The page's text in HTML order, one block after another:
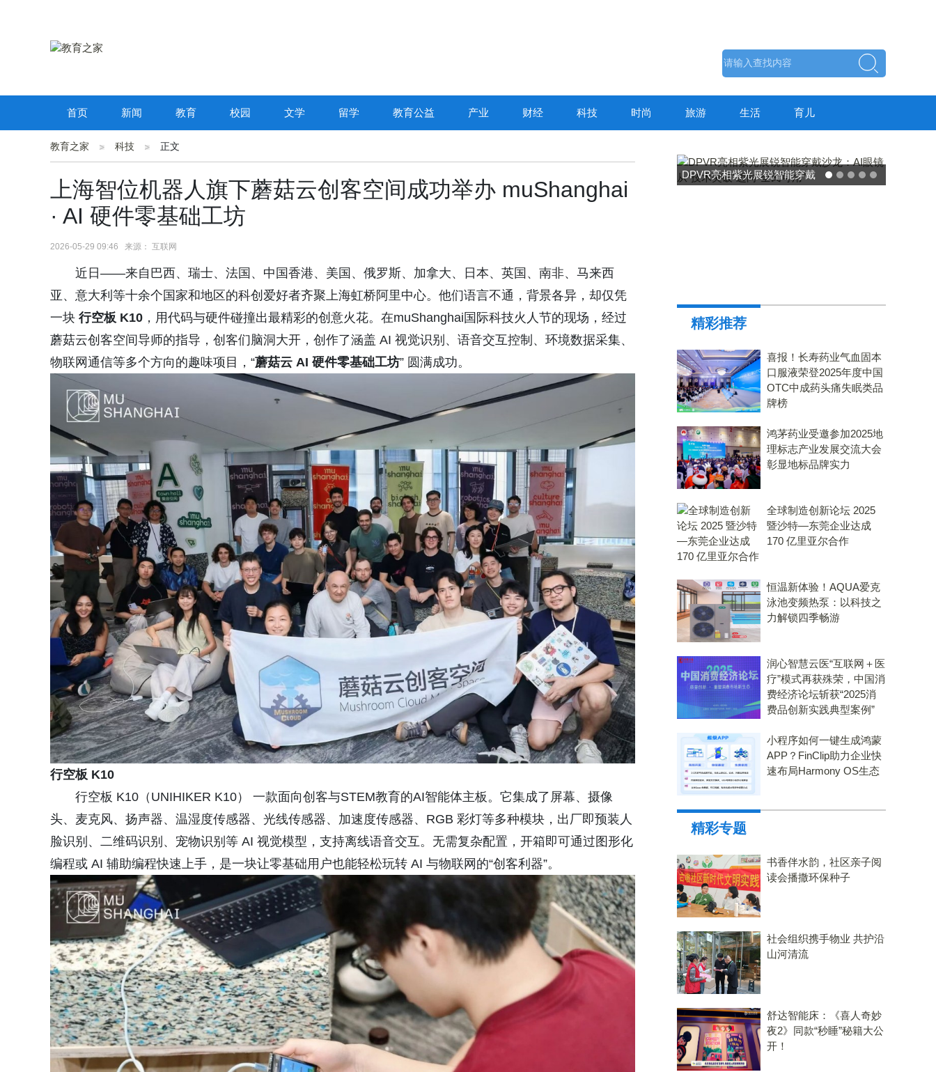
首页 新闻 教育 校园 文学 留学 教育公益 产业 财经 科技 时尚 旅游 生活 育儿
教育之家 科技 正文
上海智位机器人旗下蘑菇云创客空间成功举办 muShanghai
· AI 硬件零基础工坊
2026-05-29 09:46 来源： 互联网
近日——来自巴西、瑞士、法国、中国香港、美国、俄罗斯、加拿大、日本、英国、南非、马来西
亚、意大利等十余个国家和地区的科创爱好者齐聚上海虹桥阿里中心。他们语言不通，背景各异，却仅凭
一块 行空板 K10 ，用代码与硬件碰撞出最精彩的创意火花。在muShanghai国际科技火人节的现场，经过
蘑菇云创客空间导师的指导，创客们脑洞大开，创作了涵盖 AI 视觉识别、语音交互控制、环境数据采集、
物联网通信等多个方向的趣味项目，“蘑菇云 AI 硬件零基础工坊” 圆满成功。
行空板 K10
行空板 K10（UNIHIKER K10） 一款面向创客与STEM教育的AI智能体主板。它集成了屏幕、摄像
头、麦克风、扬声器、温湿度传感器、光线传感器、加速度传感器、RGB 彩灯等多种模块，出厂即预装人
脸识别、二维码识别、宠物识别等 AI 视觉模型，支持离线语音交互。无需复杂配置，开箱即可通过图形化
编程或 AI 辅助编程快速上手，是一块让零基础用户也能轻松玩转 AI 与物联网的“创客利器”。
东方药林"雪康保"凝胶型膳食
精彩推荐
喜报！长寿药业气血固本
口服液荣登2025年度中国
OTC中成药头痛失眠类品
牌榜
鸿茅药业受邀参加2025地
理标志产业发展交流大会
彰显地标品牌实力
全球制造创新论坛 2025
暨沙特—东莞企业达成
170 亿里亚尔合作
恒温新体验！AQUA爱克
泳池变频热泵：以科技之
力解锁四季畅游
润心智慧云医“互联网＋医
疗”模式再获殊荣，中国消
费经济论坛斩获“2025消
费品创新实践典型案例”
小程序如何一键生成鸿蒙
APP？FinClip助力企业快
速布局Harmony OS生态
精彩专题
书香伴水韵，社区亲子阅
读会播撒环保种子
社会组织携手物业 共护沿
山河清流
舒达智能床：《喜人奇妙
夜2》同款“秒睡”秘籍大公
开！